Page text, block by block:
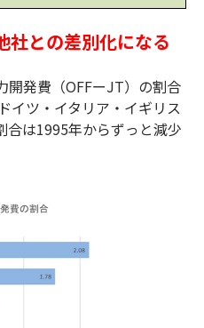
社との差別化になる
開発費（OFFーJT）の割合
イツ・イタリア・イギリス
合は1995年からずっと減少